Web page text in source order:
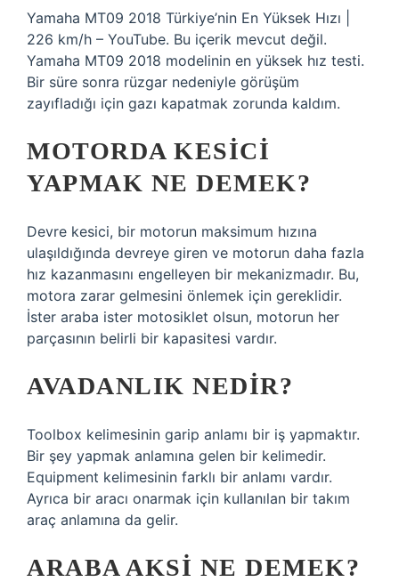
Yamaha MT09 2018 Türkiye’nin En Yüksek Hızı |
226 km/h – YouTube. Bu içerik mevcut değil.
Yamaha MT09 2018 modelinin en yüksek hız testi.
Bir süre sonra rüzgar nedeniyle görüşüm
zayıfladığı için gazı kapatmak zorunda kaldım.
MOTORDA KESICI
YAPMAK NE DEMEK?
Devre kesici, bir motorun maksimum hızına
ulaşıldığında devreye giren ve motorun daha fazla
hız kazanmasını engelleyen bir mekanizmadır. Bu,
motora zarar gelmesini önlemek için gereklidir.
İster araba ister motosiklet olsun, motorun her
parçasının belirli bir kapasitesi vardır.
AVADANLIK NEDIR?
Toolbox kelimesinin garip anlamı bir iş yapmaktır.
Bir şey yapmak anlamına gelen bir kelimedir.
Equipment kelimesinin farklı bir anlamı vardır.
Ayrıca bir aracı onarmak için kullanılan bir takım
araç anlamına da gelir.
ARABA AKSI NE DEMEK?